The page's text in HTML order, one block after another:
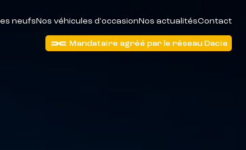
neufsNos véhicules d'occasionNos actualitésContact
Mandataire agréé par le réseau Dacia